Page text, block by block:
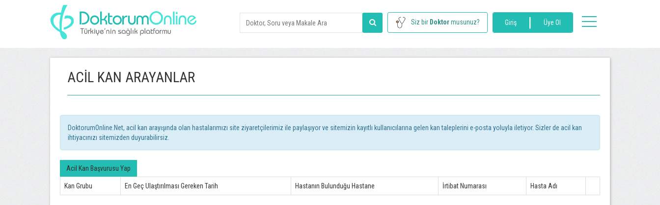
Siz bir Doktormusunuz? Giriş | Üye Ol
toggle
ACIL KAN ARAYANLAR
DoktorumOnline.Net, acil kan arayışında olan hastalarımızı site ziyaretçilerimiz ile paylaşıyor ve sitemizin kayıtlı kullanıcılarına gelen kan taleplerini e-posta yoluyla iletiyor. Sizler de acil kan
ihtiyacınızı sitemizden duyurabilirsiz.
Acil Kan Başvurusu Yap
Kan Grubu En Geç Ulaştırılması Gereken Tarih Hastanın Bulunduğu Hastane İrtibat Numarası Hasta Adı